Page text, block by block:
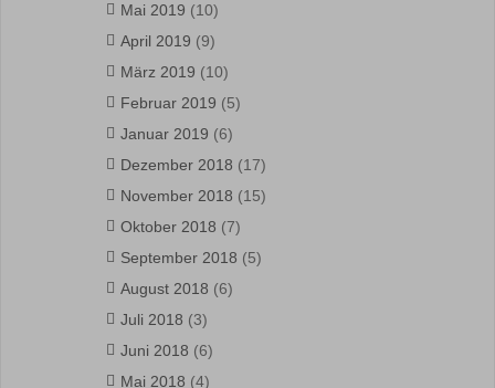
Mai 2019 (10)
April 2019 (9)
März 2019 (10)
Februar 2019 (5)
Januar 2019 (6)
Dezember 2018 (17)
November 2018 (15)
Oktober 2018 (7)
September 2018 (5)
August 2018 (6)
Juli 2018 (3)
Juni 2018 (6)
Mai 2018 (4)